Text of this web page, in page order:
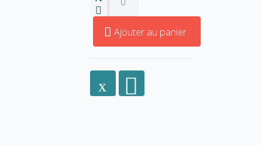
Ajouter au panier